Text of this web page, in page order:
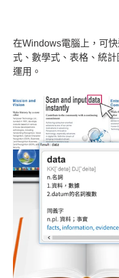
在Windows電腦上，可
式、數學式、表格、統
運用。